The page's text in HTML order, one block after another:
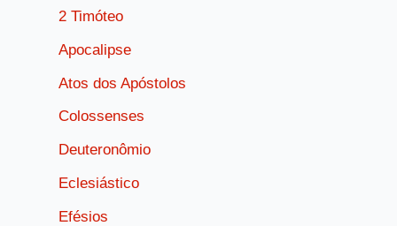
2 Timóteo
Apocalipse
Atos dos Apóstolos
Colossenses
Deuteronômio
Eclesiástico
Efésios